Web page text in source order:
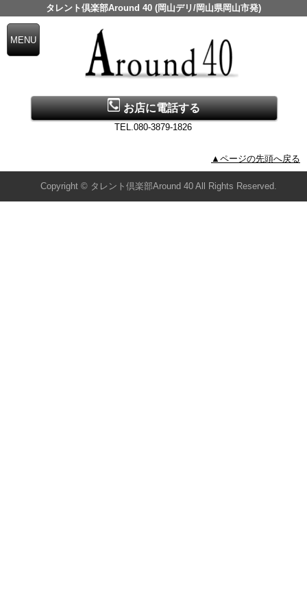
タレント倶楽部Around 40 (岡山デリ/岡山県岡山市発)
お店に電話する
TEL.080-3879-1826
▲ページの先頭へ戻る
Copyright © タレント倶楽部Around 40 All Rights Reserved.